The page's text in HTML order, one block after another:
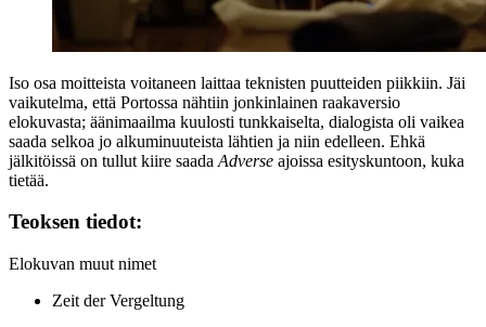
Iso osa moitteista voitaneen laittaa teknisten puutteiden piikkiin. Jäi
vaikutelma, että Portossa nähtiin jonkinlainen raakaversio
elokuvasta; äänimaailma kuulosti tunkkaiselta, dialogista oli vaikea
saada selkoa jo alkuminuuteista lähtien ja niin edelleen. Ehkä
jälkitöissä on tullut kiire saada Adverse ajoissa esityskuntoon, kuka
tietää.
Teoksen tiedot:
Elokuvan muut nimet
Zeit der Vergeltung